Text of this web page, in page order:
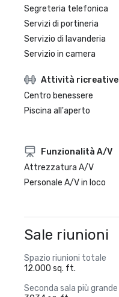
Segreteria telefonica
Servizi di portineria
Servizio di lavanderia
Servizio in camera
Attività ricreative
Centro benessere
Piscina all'aperto
Funzionalità A/V
Attrezzatura A/V
Personale A/V in loco
Sale riunioni
Spazio riunioni totale
12.000 sq. ft.
Seconda sala più grande